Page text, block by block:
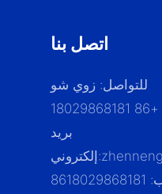
اتصل بنا
للتواصل: زوي شو
بريد
إلكتروني: